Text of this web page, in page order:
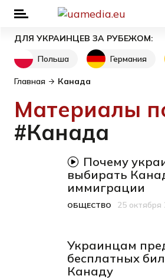
ДЛЯ УКРАИНЦЕВ ЗА РУБЕЖОМ:
Польша
Германия
Главная Канада
Материалы
#Канада
видеоматериал
Почему
выбирать
иммиграции
Категория
ОБЩЕСТВО
Дата публикации
25 октября
Украинцам
бесплатных
Канаду